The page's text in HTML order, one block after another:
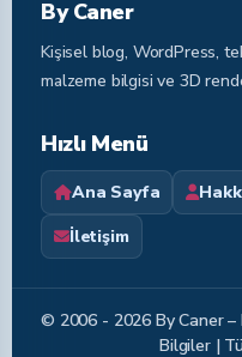
By Caner
Kişisel blog, WordPress,
malzeme bilgisi ve 3D
Hızlı Menü
Ana Sayfa
İletişim
© 2006 - 2026 By Caner
Bilgiler |